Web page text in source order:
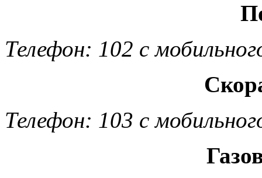
Телефон: 102 с
Телефон: 103 с